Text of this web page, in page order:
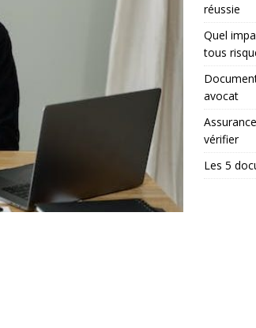
réussie
Quel
tous
avocat
vérifier
Les 5